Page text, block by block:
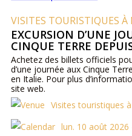
VISITES TOURISTIQUES À
EXCURSION D’UNE
CINQUE TERRE
Achetez des billets officiels
d’une journée aux Cinque
en Italie. Pour plus
site web.
Visites touristiques
lun. 10 août 2026